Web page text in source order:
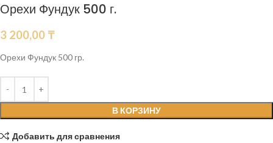
Орехи Фундук 500 г.
3 200,00 ₸
Орехи Фундук 500 гр.
В КОРЗИНУ
Добавить для сравнения